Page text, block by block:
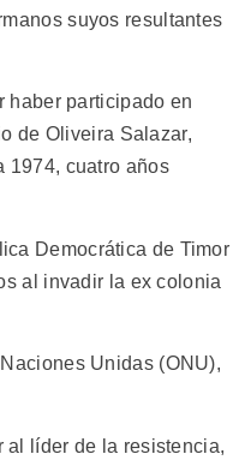
suyos resultantes
haber participado en
de Oliveira Salazar,
1974, cuatro años
Democrática de Timor
al invadir la ex colonia
Unidas (ONU),
al líder de la resistencia,